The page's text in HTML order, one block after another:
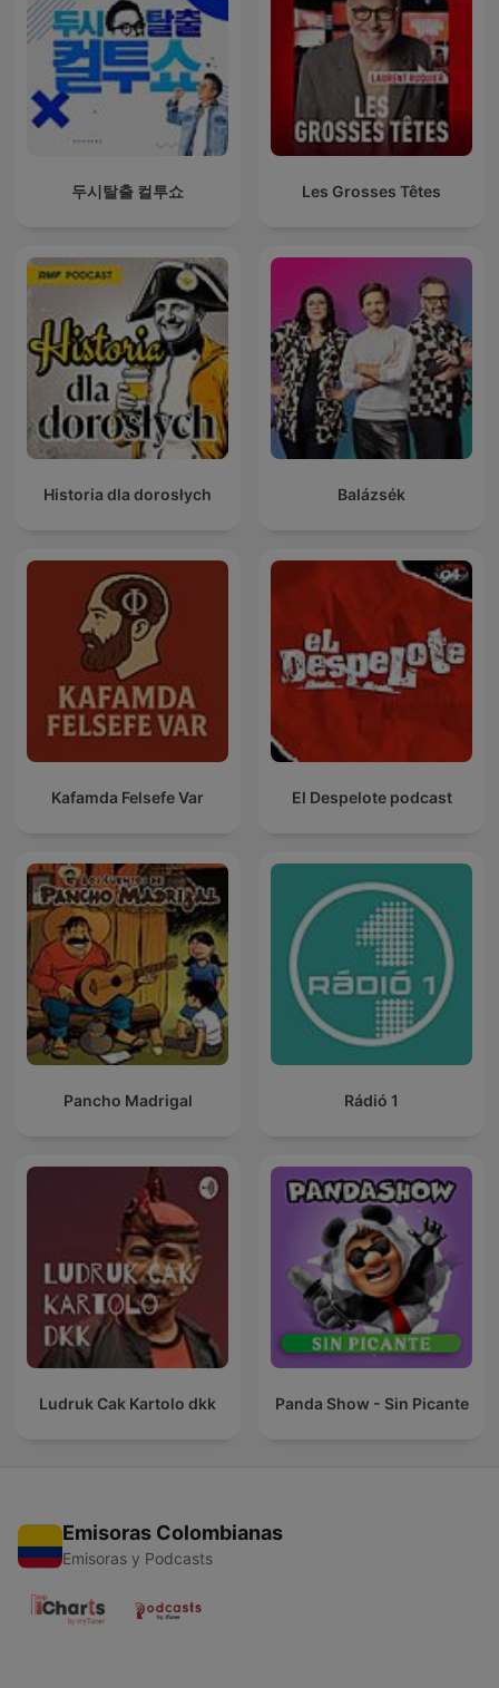
두시탈출 컬투쇼 Les Grosses Têtes
Historia dla dorosłych Balázsék
Kafamda Felsefe Var El Despelote podcast
Pancho Madrigal Rádió 1
Ludruk Cak Kartolo dkk Panda Show - Sin Picante
Emisoras Colombianas
Emisoras y Podcasts